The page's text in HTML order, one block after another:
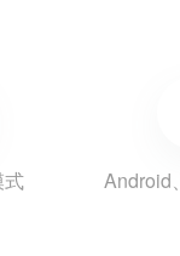
Android